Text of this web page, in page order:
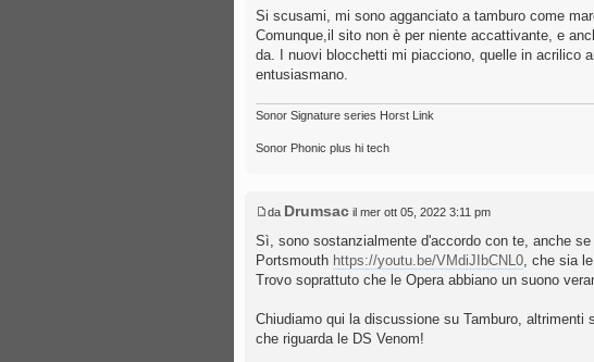
Si scusami, mi sono agganciato a tamburo come
Comunque,il sito non è per niente accattivante, e
da. I nuovi blocchetti mi piacciono, quelle in acrilico
entusiasmano.
Sonor Signature series Horst Link
Sonor Phonic plus hi tech
da Drumsac il mer ott 05, 2022 3:11 pm
Sì, sono sostanzialmente d'accordo con te, anche
Portsmouth https://youtu.be/VMdiJIbCNL0, che sia
Trovo soprattuto che le Opera abbiano un suono
Chiudiamo qui la discussione su Tamburo,
che riguarda le DS Venom!